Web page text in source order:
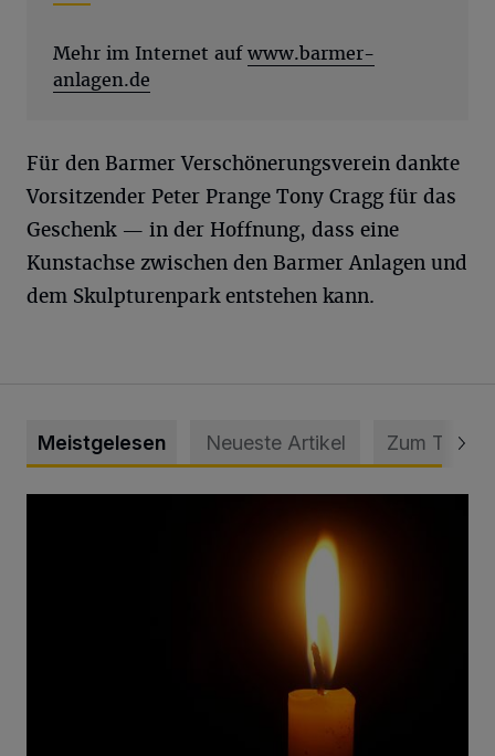
Mehr im Internet aufwww.barmer-
anlagen.de
Für den Barmer Verschönerungsverein dankte
Vorsitzender Peter Prange Tony Cragg für das
Geschenk — in der Hoffnung, dass eine
Kunstachse zwischen den Barmer Anlagen und
dem Skulpturenpark entstehen kann.
Meistgelesen Neueste Artikel Zum Thema